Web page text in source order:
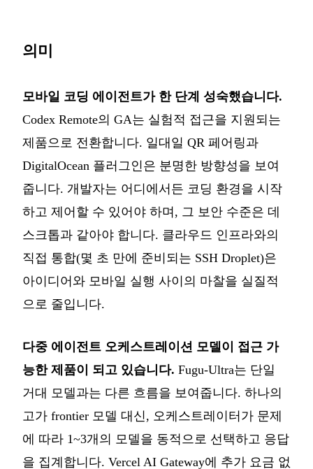
의미
모바일 코딩 에이전트가 한 단계 성숙했습니다.
Codex Remote의 GA는 실험적 접근을 지원되는
제품으로 전환합니다. 일대일 QR 페어링과
DigitalOcean 플러그인은 분명한 방향성을 보여
줍니다. 개발자는 어디에서든 코딩 환경을 시작
하고 제어할 수 있어야 하며, 그 보안 수준은 데
스크톱과 같아야 합니다. 클라우드 인프라와의
직접 통합(몇 초 만에 준비되는 SSH Droplet)은
아이디어와 모바일 실행 사이의 마찰을 실질적
으로 줄입니다.
다중 에이전트 오케스트레이션 모델이 접근 가
능한 제품이 되고 있습니다. Fugu-Ultra는 단일
거대 모델과는 다른 흐름을 보여줍니다. 하나의
고가 frontier 모델 대신, 오케스트레이터가 문제
에 따라 1~3개의 모델을 동적으로 선택하고 응답
을 집계합니다. Vercel AI Gateway에 추가 요금 없